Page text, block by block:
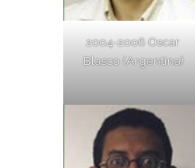
2004-2006 Oscar
Blasco (Argentina)